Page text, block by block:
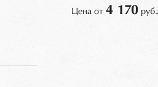
Цена от 4 170